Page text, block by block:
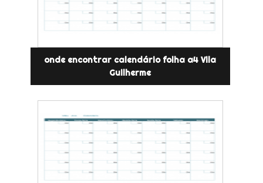
onde encontrar calendário folha a4 Vila
Guilherme